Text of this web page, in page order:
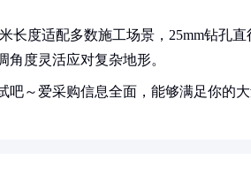
长度适配多数施工场景，25mm钻孔
度灵活应对复杂地形。
～爱采购信息全面，能够满足你的大